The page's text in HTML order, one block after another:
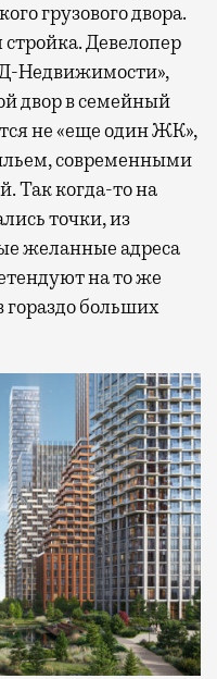
грузового двора.
Девелопер
Недвижимости»,
двор в семейный
не «еще один ЖК»,
современными
Так когда-то на
точки, из
желанные адреса
на то же
гораздо больших